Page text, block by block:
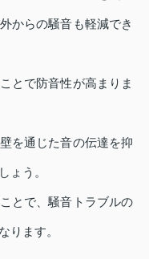
からの騒音も軽減でき
とで防音性が高まりま
を通じた音の伝達を抑
ょう。
とで、騒音トラブルの
ります。